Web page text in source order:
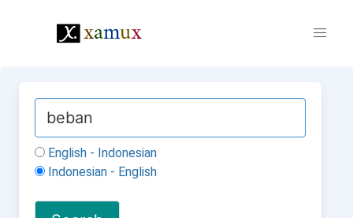
English - Indonesian
Indonesian - English